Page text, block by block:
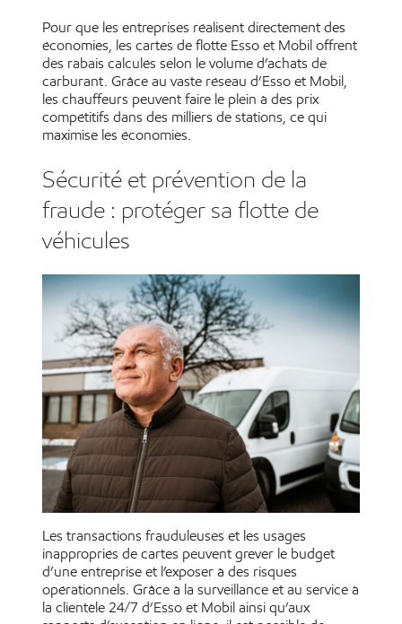
Pour que les entreprises réalisent directement des
économies, les cartes de flotte Esso et Mobil offrent
des rabais calculés selon le volume d’achats de
carburant. Grâce au vaste réseau d’Esso et Mobil,
les chauffeurs peuvent faire le plein à des prix
compétitifs dans des milliers de stations, ce qui
maximise les économies.
Sécurité et prévention de la
fraude : protéger sa flotte de
véhicules
Les transactions frauduleuses et les usages
inappropriés de cartes peuvent grever le budget
d’une entreprise et l’exposer à des risques
opérationnels. Grâce à la surveillance et au service à
la clientèle 24/7 d’Esso et Mobil ainsi qu’aux